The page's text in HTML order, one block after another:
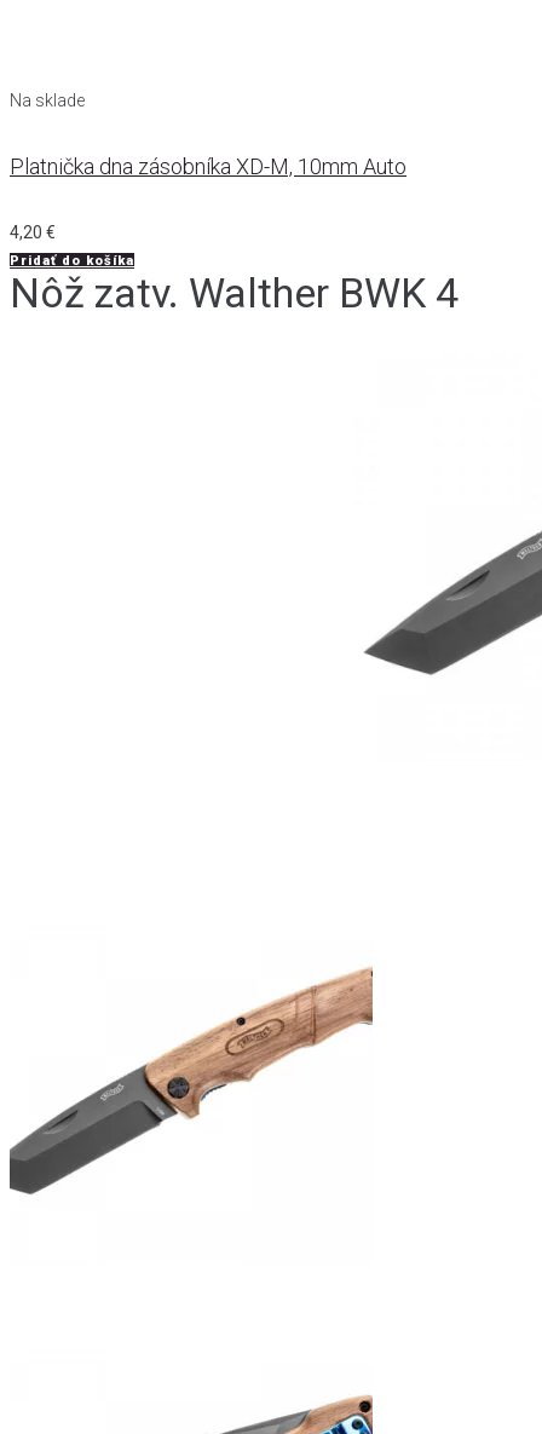
Na sklade
Platnička dna zásobníka XD-M, 10mm Auto
4,20 €
Pridať do košíka
Nôž zatv. Walther BWK 4